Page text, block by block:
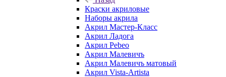
Краски акриловые
Наборы акрила
Акрил Мастер-Класс
Акрил Ладога
Акрил Pebeo
Акрил Малевичъ
Акрил Малевичъ матовый
Акрил Vista-Artista